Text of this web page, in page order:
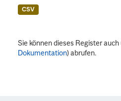
CSV
Sie können dieses Register
Dokumentation) abrufen.